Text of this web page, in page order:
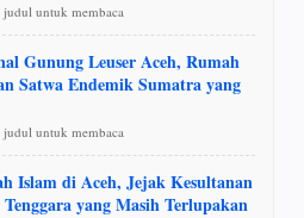
untuk membaca
Gunung Leuser Aceh, Rumah
Satwa Endemik Sumatra yang
untuk membaca
Islam di Aceh, Jejak Kesultanan
yang Masih Terlupakan